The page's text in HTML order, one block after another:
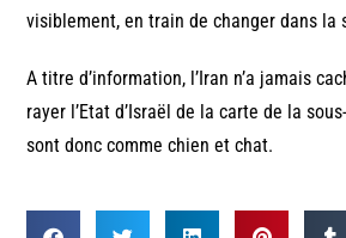
visiblement, en train de changer dans la
A titre d’information, l’Iran n’a jamais
rayer l’Etat d’Israël de la carte de la
sont donc comme chien et chat.